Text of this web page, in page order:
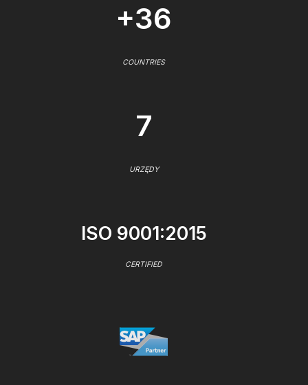
+36
COUNTRIES
7
URZĘDY
ISO 9001:2015
CERTIFIED